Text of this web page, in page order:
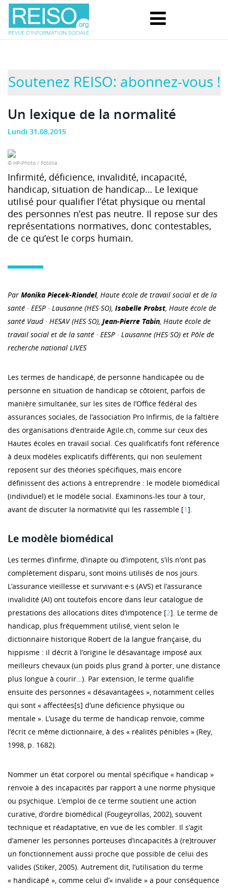
Soutenez REISO: abonnez-vous !
Un lexique de la normalité
Lundi 31.08.2015
© HP-Photo / Fotolia
Infirmité, déficience, invalidité, incapacité,
handicap, situation de handicap… Le lexique
utilisé pour qualifier l’état physique ou mental
des personnes n’est pas neutre. Il repose sur des
représentations normatives, donc contestables,
de ce qu’est le corps humain.
Par Monika Piecek-Riondel, Haute école de travail social et de la
santé · EESP · Lausanne (HES·SO), Isabelle Probst, Haute école de
santé Vaud · HESAV (HES·SO), Jean-Pierre Tabin, Haute école de
travail social et de la santé · EESP · Lausanne (HES·SO) et Pôle de
recherche national LIVES
Les termes de handicapé, de personne handicapée ou de
personne en situation de handicap se côtoient, parfois de
manière simultanée, sur les sites de l’Office fédéral des
assurances sociales, de l’association Pro Infirmis, de la faîtière
des organisations d’entraide Agile.ch, comme sur ceux des
Hautes écoles en travail social. Ces qualificatifs font référence
à deux modèles explicatifs différents, qui non seulement
reposent sur des théories spécifiques, mais encore
définissent des actions à entreprendre : le modèle biomédical
(individuel) et le modèle social. Examinons-les tour à tour,
avant de discuter la normativité qui les rassemble [1].
Le modèle biomédical
Les termes d’infirme, d’inapte ou d’impotent, s’ils n’ont pas
complètement disparu, sont moins utilisés de nos jours.
L’assurance vieillesse et survivant·e·s (AVS) et l’assurance
invalidité (AI) ont toutefois encore dans leur catalogue de
prestations des allocations dites d’impotence [2]. Le terme de
handicap, plus fréquemment utilisé, vient selon le
dictionnaire historique Robert de la langue française, du
hippisme : il décrit à l’origine le désavantage imposé aux
meilleurs chevaux (un poids plus grand à porter, une distance
plus longue à courir…). Par extension, le terme qualifie
ensuite des personnes « désavantagées », notamment celles
qui sont « affectées[s] d’une déficience physique ou
mentale ». L’usage du terme de handicap renvoie, comme
l’écrit ce même dictionnaire, à des « réalités pénibles » (Rey,
1998, p. 1682).
Nommer un état corporel ou mental spécifique « handicap »
renvoie à des incapacités par rapport à une norme physique
ou psychique. L’emploi de ce terme soutient une action
curative, d’ordre biomédical (Fougeyrollas, 2002), souvent
technique et réadaptative, en vue de les combler. Il s’agit
d’amener les personnes porteuses d’incapacités à (re)trouver
un fonctionnement aussi proche que possible de celui des
valides (Stiker, 2005). Autrement dit, l’utilisation du terme
« handicapé », comme celui d’« invalide » a pour conséquence